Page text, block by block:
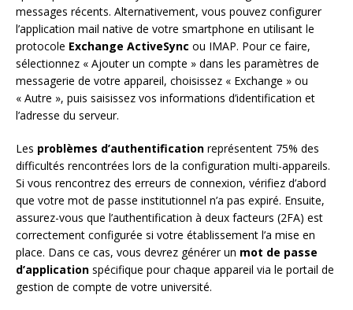
messages récents. Alternativement, vous pouvez configurer
l’application mail native de votre smartphone en utilisant le
protocole Exchange ActiveSync ou IMAP. Pour ce faire,
sélectionnez « Ajouter un compte » dans les paramètres de
messagerie de votre appareil, choisissez « Exchange » ou
« Autre », puis saisissez vos informations d’identification et
l’adresse du serveur.
Les problèmes d’authentification représentent 75% des
difficultés rencontrées lors de la configuration multi-appareils.
Si vous rencontrez des erreurs de connexion, vérifiez d’abord
que votre mot de passe institutionnel n’a pas expiré. Ensuite,
assurez-vous que l’authentification à deux facteurs (2FA) est
correctement configurée si votre établissement l’a mise en
place. Dans ce cas, vous devrez générer un mot de passe
d’application spécifique pour chaque appareil via le portail de
gestion de compte de votre université.